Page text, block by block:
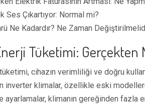
Ses Çıkartıyor: Normal mi?
Ne Kadardır? Ne Zaman
Tüketimi: Gerçekten
cihazın verimliliği ve doğru
inverter klimalar, özellikle eski
ayarlamalar, klimanın gereğinden fazla